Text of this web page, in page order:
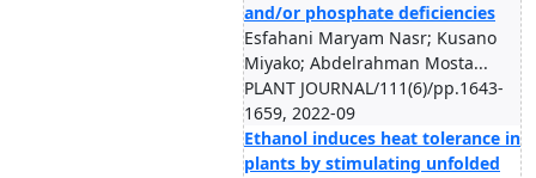
and/or phosphate deficiencies
Esfahani Maryam Nasr; Kusano
Miyako; Abdelrahman Mosta...
PLANT JOURNAL/111(6)/pp.1643-
1659, 2022-09
Ethanol induces heat tolerance in
plants by stimulating unfolded